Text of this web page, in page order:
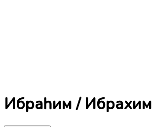
Ибраһим / Ибрахим